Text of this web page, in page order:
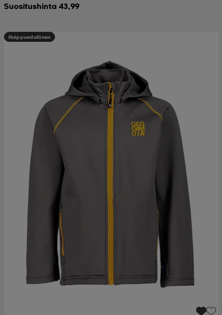
Suositushinta 43,99
Huippuedullinen